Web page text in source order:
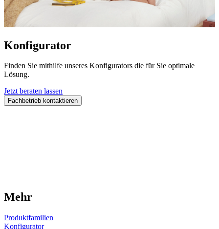
Konfigurator
Finden Sie mithilfe unseres Konfigurators die für Sie optimale
Lösung.
Jetzt beraten lassen
Fachbetrieb kontaktieren
Mehr
Produktfamilien
Konfigurator